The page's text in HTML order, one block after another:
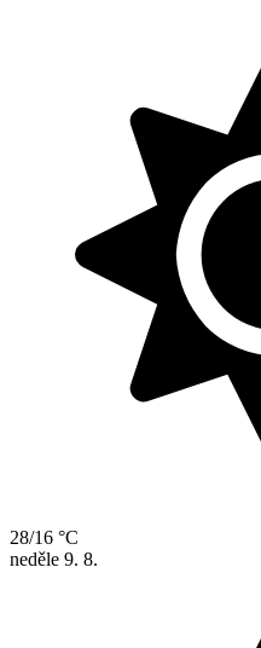
28/16 °C
neděle 9. 8.